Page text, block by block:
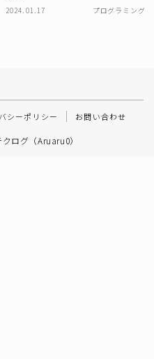
2024.01.17 プログラミング
シーポリシー お問い合わせ
ログ（Aruaru0）